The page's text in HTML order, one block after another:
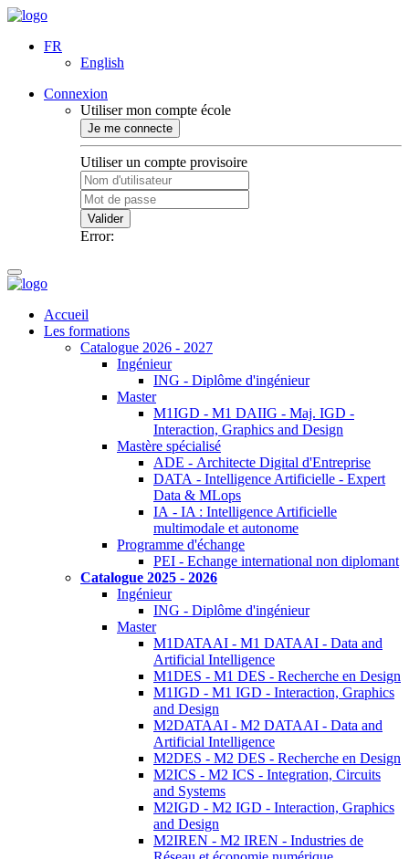
FR
English
Connexion
Utiliser mon compte école
Je me connecte
Utiliser un compte provisoire
Valider
Error:
Accueil
Les formations
Catalogue 2026 - 2027
Ingénieur
ING - Diplôme d'ingénieur
Master
M1IGD - M1 DAIIG - Maj. IGD -
Interaction, Graphics and Design
Mastère spécialisé
ADE - Architecte Digital d'Entreprise
DATA - Intelligence Artificielle - Expert
Data & MLops
IA - IA : Intelligence Artificielle
multimodale et autonome
Programme d'échange
PEI - Echange international non diplomant
Catalogue 2025 - 2026
Ingénieur
ING - Diplôme d'ingénieur
Master
M1DATAAI - M1 DATAAI - Data and
Artificial Intelligence
M1DES - M1 DES - Recherche en Design
M1IGD - M1 IGD - Interaction, Graphics
and Design
M2DATAAI - M2 DATAAI - Data and
Artificial Intelligence
M2DES - M2 DES - Recherche en Design
M2ICS - M2 ICS - Integration, Circuits
and Systems
M2IGD - M2 IGD - Interaction, Graphics
and Design
M2IREN - M2 IREN - Industries de